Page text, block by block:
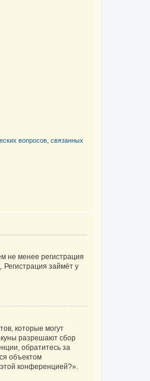
вопросов, связанных
не менее регистрация
займёт у
которые могут
разрешают сбор
обратитесь за
объектом
конференцией?».